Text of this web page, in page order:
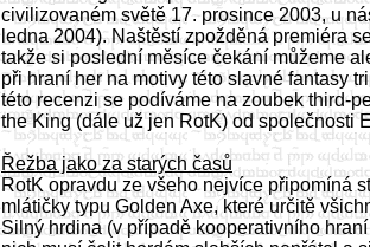
civilizovaném světě 17. prosince 2003, u
ledna 2004). Naštěstí zpožděná premiéra
takže si poslední měsíce čekání můžeme
při hraní her na motivy této slavné fantasy
této recenzi se podíváme na zoubek third-
the King (dále už jen RotK) od společnosti
Řežba jako za starých časů
RotK opravdu ze všeho nejvíce připomíná
mlátičky typu Golden Axe, které určitě
Silný hrdina (v případě kooperativního